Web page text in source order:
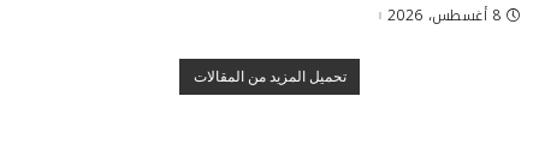
8 أغسطس، 2026
تحميل المزيد من المقالات